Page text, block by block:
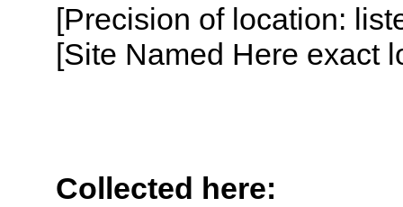
[Precision of location:
[Site Named Here exact
Collected here: